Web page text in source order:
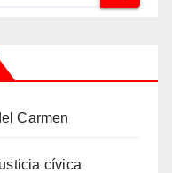
Carmen
cívica